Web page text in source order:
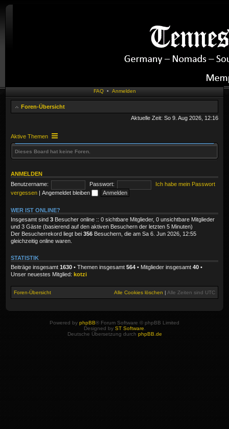
FAQ • Anmelden
Foren-Übersicht
Aktuelle Zeit: So 9. Aug 2026, 12:16
Aktive Themen
Dieses Board hat keine Foren.
ANMELDEN
Benutzername:
Passwort:
Ich habe mein Passwort
vergessen | Angemeldet bleiben
WER IST ONLINE?
Insgesamt sind 3 Besucher online :: 0 sichtbare Mitglieder, 0 unsichtbare Mitglieder
und 3 Gäste (basierend auf den aktiven Besuchern der letzten 5 Minuten)
Der Besucherrekord liegt bei 356 Besuchern, die am Sa 6. Jun 2026, 12:55
gleichzeitig online waren.
STATISTIK
Beiträge insgesamt 1630 • Themen insgesamt 564 • Mitglieder insgesamt 40 •
Unser neuestes Mitglied: kotzi
Foren-Übersicht Alle Cookies löschen | Alle Zeiten sind UTC
Powered by phpBB® Forum Software © phpBB Limited
Designed by ST Software
Deutsche Übersetzung durch phpBB.de